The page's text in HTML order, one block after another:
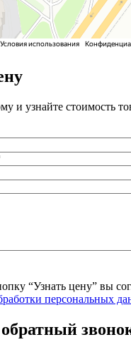
и узнайте стоимость
“Узнать цену” вы
персональных